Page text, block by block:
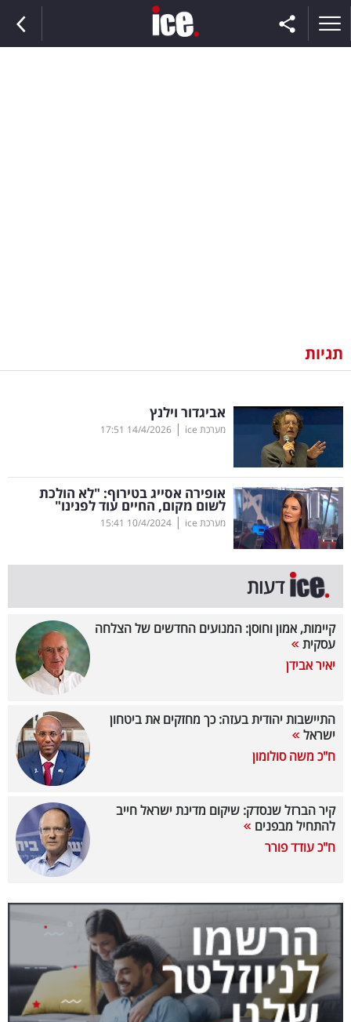
וצרכנות
דיגיטל
וטק
שיווק
ופרסום
משפט
מדדים
ומחקרים
דעות
רכילות
קריפטו
טלוויזיה
עסקי
קריירה
ולימודים
מינויים
רייטינג
תגיות
אביגדור וילנץ
מערכת ice |
14/4/2026
17:51
אופירה אסייג בטירוף: "לא הולכת
לשום מקום, החיים עוד לפנינו"
מערכת ice |
10/4/2024
15:41
דעות
קיימות, אמון וחוסן: המנועים החדשים של הצלחה
עסקית
יאיר אבידן
התיישבות יהודית בעזה: כך מחזקים את ביטחון
ישראל
ח"כ משה סולומון
קיר הברזל שנסדק: שיקום מדינת ישראל חייב
להתחיל מבפנים
ח"כ עודד פורר